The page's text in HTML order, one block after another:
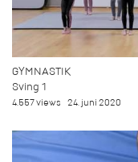
GYMNASTIK
Sving 1
4.557 views 24. juni 2020